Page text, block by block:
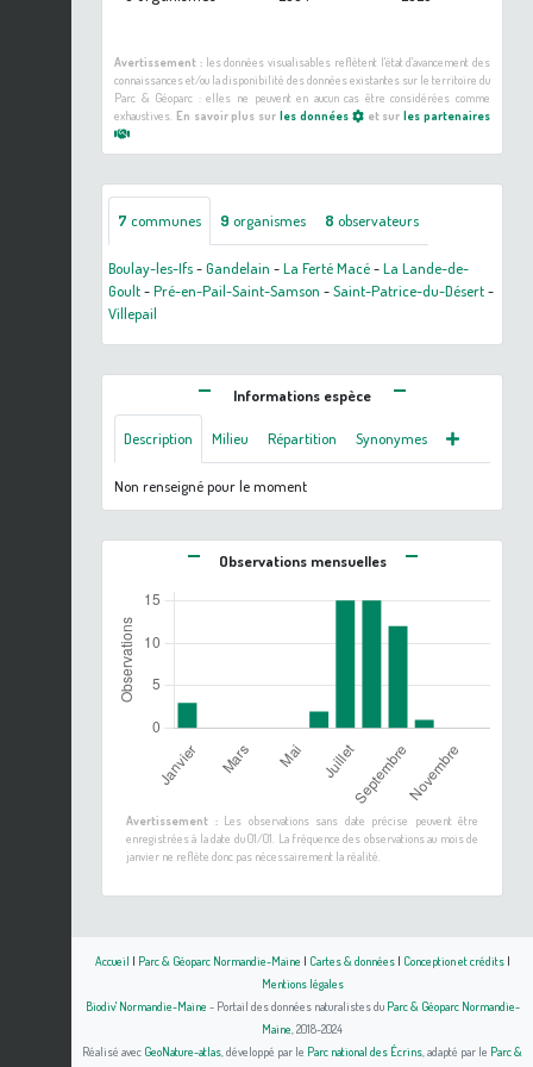
Avertissement :les données visualisables reflètent l'état d'avancement des
connaissances et/ou la disponibilité des données existantes sur le territoire du
Parc & Géoparc : elles ne peuvent en aucun cas être considérées comme
exhaustives. En savoir plus sur les données et surles partenaires
7 communes 9 organismes 8 observateurs
Boulay-les-Ifs-Gandelain -La Ferté Macé-La Lande-de-
Goult-Pré-en-Pail-Saint-Samson -Saint-Patrice-du-Désert-
Villepail
Informations espèce
Description Milieu Répartition Synonymes
Non renseigné pour le moment
Observations mensuelles
Avertissement :Les observations sans date précise peuvent être
enregistrées à la date du 01/01. La fréquence des observations au mois de
janvier ne reflète donc pas nécessairement la réalité.
Accueil | Parc & Géoparc Normandie-Maine | Cartes & données| Conception et crédits|
Mentions légales
Biodiv' Normandie-Maine - Portail des données naturalistes du Parc & Géoparc Normandie-
Maine , 2018-2024
Réalisé avec GeoNature-atlas , développé par le Parc national des Écrins , adapté par le Parc &